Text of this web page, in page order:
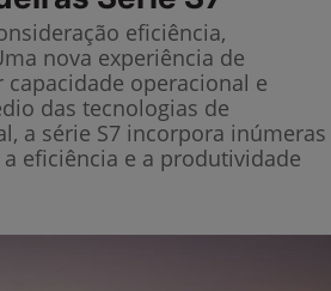
eficiência,
nova experiência de
operacional e
das tecnologias de
a série S7 incorpora inúmeras
eficiência e a produtividade